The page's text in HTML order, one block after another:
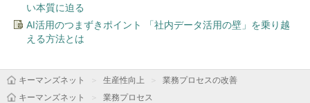
い本質に迫る
AI活用のつまずきポイント 「社内データ活用の壁」を乗り越
える方法とは
キーマンズネット 生産性向上
業務プロセスの改善
キーマンズネット
業務プロセス